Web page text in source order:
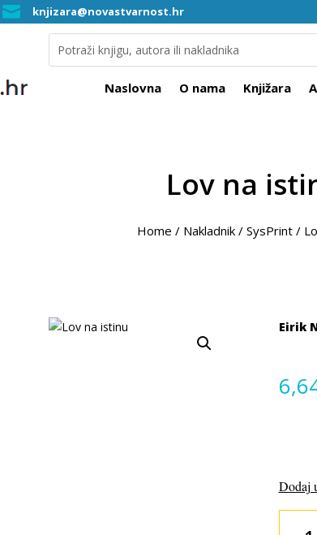
 knjizara@novastvarnost.hr
Naslovna O nama Knjižara
Lov na
Home / Nakladnik/ SysPrint/
Eirik
Dodaj